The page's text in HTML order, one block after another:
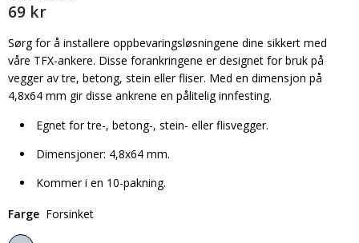
69 kr
Sørg for å installere oppbevaringsløsningene dine sikkert med
våre TFX-ankere. Disse forankringene er designet for bruk på
vegger av tre, betong, stein eller fliser. Med en dimensjon på
4,8x64 mm gir disse ankrene en pålitelig innfesting.
Egnet for tre-, betong-, stein- eller flisvegger.
Dimensjoner: 4,8x64 mm.
Kommer i en 10-pakning.
Farge Forsinket